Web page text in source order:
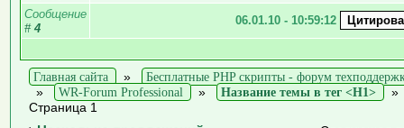
Сообщение
# 4
06.01.10 - 10:59:12
Главная сайта »
Бесплатные PHP скрипты - форум
»
WR-Forum Professional » Название темы в тег <H1>
Страница 1